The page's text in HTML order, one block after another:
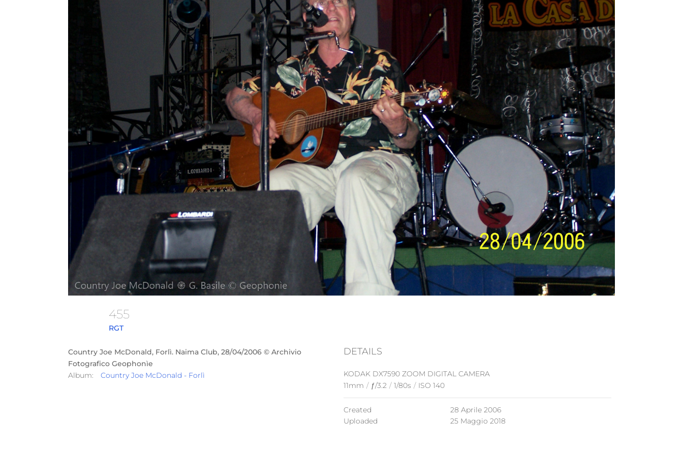
455
RGT
Country Joe McDonald, Forlì. Naima Club, 28/04/2006 © Archivio
Fotografico Geophonìe
Album:
Country Joe McDonald - Forlì
DETAILS
KODAK DX7590 ZOOM DIGITAL CAMERA
11mm / ƒ/3.2 / 1/80s / ISO 140
Created
28 Aprile 2006
Uploaded
25 Maggio 2018